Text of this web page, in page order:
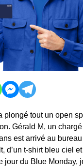
plongé tout un open
Gérald M, un
est arrivé au bureau
d’un t-shirt bleu ciel
jour du Blue Monday,